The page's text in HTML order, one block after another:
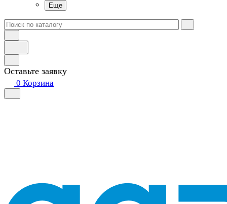
Еще
Оставьте заявку
0 Корзина